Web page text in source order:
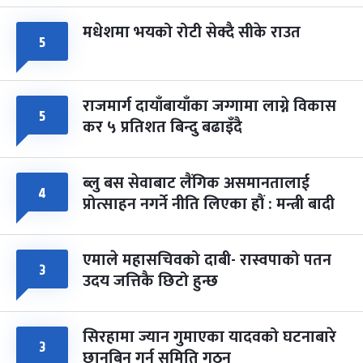
५ मधेशमा भयको रोटी सेक्दै सीके राउत
५ राजमार्ग दायाँबायाँका जग्गामा लाग्ने विकास
कर ५ प्रतिशत बिन्दु बढाइँदै
४ ब्लु बस सेवाबाट लैंगिक असमानतालाई
प्रोत्साहन नगर्ने नीति लिएका हौं : मन्त्री बादी
३ एमाले महासचिवको दाबी- रास्वपाको पतन
उदय जत्तिकै छिटो हुन्छ
३ सिरहामा ज्यान गुमाएका यादवको घटनाबारे